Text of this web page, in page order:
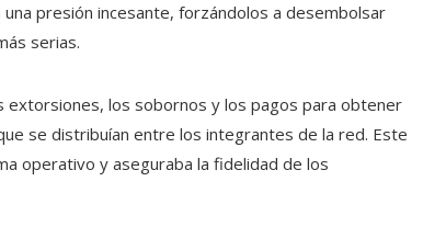
presión incesante, forzándolos a desembolsar
serias.
extorsiones, los sobornos y los pagos para obtener
se distribuían entre los integrantes de la red. Este
operativo y aseguraba la fidelidad de los